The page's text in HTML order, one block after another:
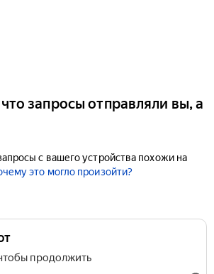
запросы отправляли вы, а
с вашего устройства похожи на
это могло произойти?
продолжить